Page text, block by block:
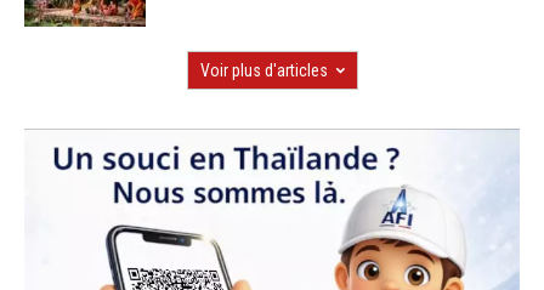
Voir plus d'articles